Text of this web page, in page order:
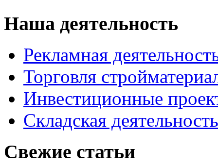
Наша деятельность
Рекламная
Торговля
Инвестиционные
Складская деятельность
Свежие статьи